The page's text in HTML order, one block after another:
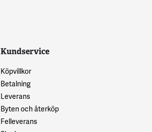
Kundservice
Köpvillkor
Betalning
Leverans
Byten och återköp
Felleverans